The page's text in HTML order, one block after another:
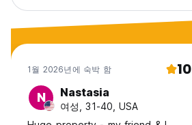
1월 2026년에 숙박 함 10
N Nastasia
여성, 31-40, USA